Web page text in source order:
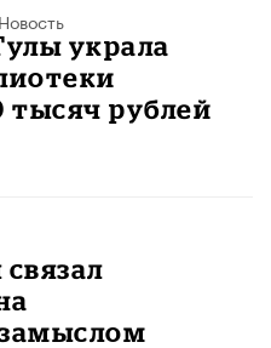
Новость
украла
тысяч рублей